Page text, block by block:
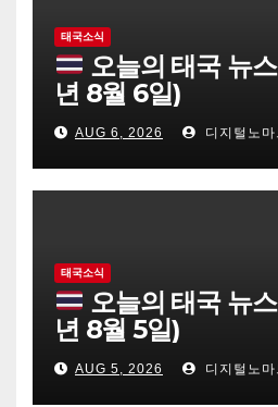
태국소식
오늘의 태국 뉴
년 8월 6일)
AUG 6, 2026 디지털노마
태국소식
오늘의 태국 뉴
년 8월 5일)
AUG 5, 2026 디지털노마